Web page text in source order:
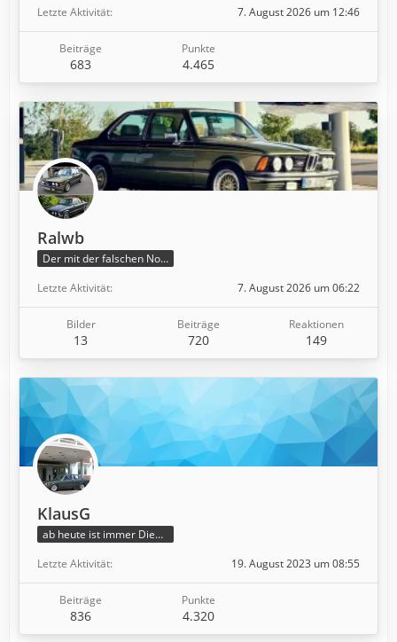
Letzte Aktivität
7. August 2026 um 12:46
Beiträge
683
Punkte
4.465
Ralwb
Der mit der falschen Nock
Letzte Aktivität
7. August 2026 um 06:22
Bilder
13
Beiträge
720
Reaktionen
149
KlausG
ab heute ist immer Dienstag
Letzte Aktivität
19. August 2023 um 08:55
Beiträge
836
Punkte
4.320